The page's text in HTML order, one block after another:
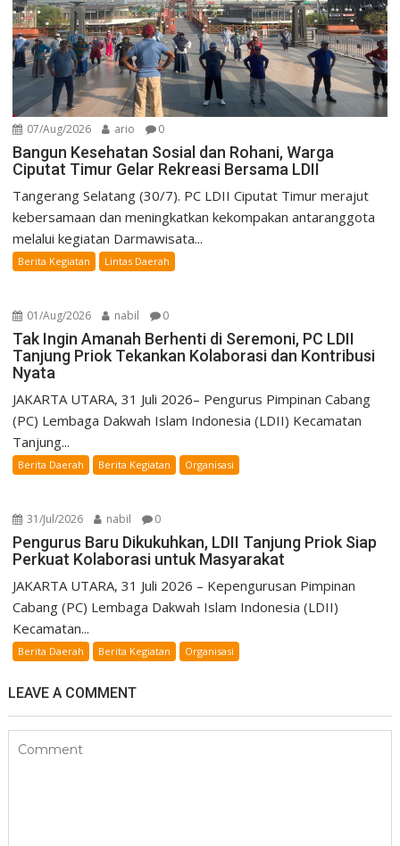
07/Aug/2026 ario 0
Bangun Kesehatan Sosial dan Rohani, Warga
Ciputat Timur Gelar Rekreasi Bersama LDII
Tangerang Selatang (30/7). PC LDII Ciputat Timur merajut
kebersamaan dan meningkatkan kekompakan antaranggota
melalui kegiatan Darmawisata...
Berita Kegiatan Lintas Daerah
01/Aug/2026 nabil 0
Tak Ingin Amanah Berhenti di Seremoni, PC LDII
Tanjung Priok Tekankan Kolaborasi dan Kontribusi
Nyata
JAKARTA UTARA, 31 Juli 2026– Pengurus Pimpinan Cabang
(PC) Lembaga Dakwah Islam Indonesia (LDII) Kecamatan
Tanjung...
Berita Daerah Berita Kegiatan Organisasi
31/Jul/2026 nabil 0
Pengurus Baru Dikukuhkan, LDII Tanjung Priok Siap
Perkuat Kolaborasi untuk Masyarakat
JAKARTA UTARA, 31 Juli 2026 – Kepengurusan Pimpinan
Cabang (PC) Lembaga Dakwah Islam Indonesia (LDII)
Kecamatan...
Berita Daerah Berita Kegiatan Organisasi
LEAVE A COMMENT